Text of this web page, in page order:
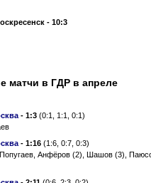
- 10:3
матчи в ГДР в апреле
- 1:3 (0:1, 1:1, 0:1)
- 1:16 (1:6, 0:7, 0:3)
Анфёров (2), Шашов (3),